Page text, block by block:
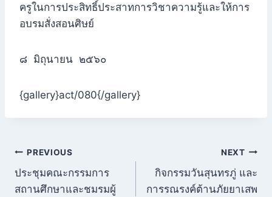
ครูในการประสิทธิ์ประสาทการวิชาความรู้และให้การ
อบรมสั่งสอนศิษย์
๘ มิถุนายน ๒๕๖๐
{gallery}act/080{/gallery}
แนะแนว
เรื่อง
PREVIOUS
ประชุมคณะกรรมการ
สถานศึกษาและชมรมผู้
NEXT
กิจกรรมวันสุนทรภู่ และ
การรณรงค์ต้านภัยยาเสพ